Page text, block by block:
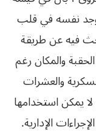
نفسه في قلب
فيه عن طريقة
والمكان رغم
والعشرات
يمكن استخدامها
الإدارية.